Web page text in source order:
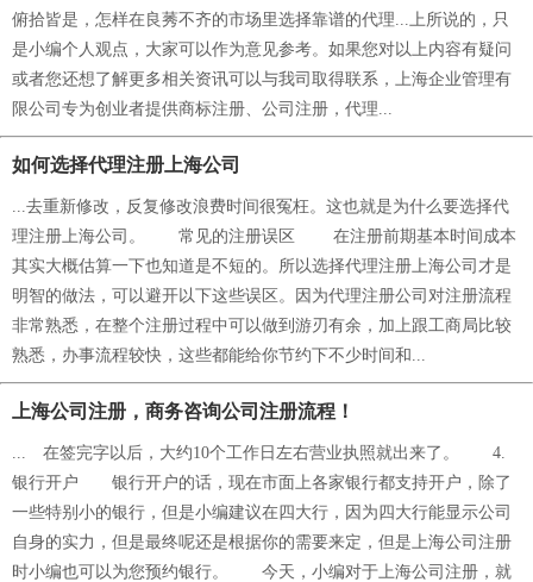
俯拾皆是，怎样在良莠不齐的市场里选择靠谱的代理...上所说的，只
是小编个人观点，大家可以作为意见参考。如果您对以上内容有疑问
或者您还想了解更多相关资讯可以与我司取得联系，上海企业管理有
限公司专为创业者提供商标注册、公司注册，代理...
如何选择代理注册上海公司
...去重新修改，反复修改浪费时间很冤枉。这也就是为什么要选择代
理注册上海公司。 常见的注册误区 在注册前期基本时间成本
其实大概估算一下也知道是不短的。所以选择代理注册上海公司才是
明智的做法，可以避开以下这些误区。因为代理注册公司对注册流程
非常熟悉，在整个注册过程中可以做到游刃有余，加上跟工商局比较
熟悉，办事流程较快，这些都能给你节约下不少时间和...
上海公司注册，商务咨询公司注册流程！
... 在签完字以后，大约10个工作日左右营业执照就出来了。 4.
银行开户 银行开户的话，现在市面上各家银行都支持开户，除了
一些特别小的银行，但是小编建议在四大行，因为四大行能显示公司
自身的实力，但是最终呢还是根据你的需要来定，但是上海公司注册
时小编也可以为您预约银行。 今天，小编对于上海公司注册，就